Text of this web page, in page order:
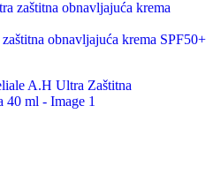
obnavljajuća krema SPF50+